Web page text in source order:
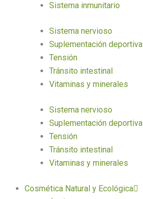
Sistema inmunitario
Sistema nervioso
Suplementación deportiva
Tensión
Tránsito intestinal
Vitaminas y minerales
Sistema nervioso
Suplementación deportiva
Tensión
Tránsito intestinal
Vitaminas y minerales
Cosmética Natural y Ecológica